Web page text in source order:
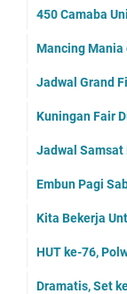
450 Camaba
Mancing Mania
Jadwal Grand
Kuningan Fair
Jadwal Samsat
Embun Pagi
Kita Bekerja
HUT ke-76,
Dramatis, Set